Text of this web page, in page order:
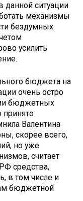
данной ситуации
механизмы
бездумных
усилить
бюджета на
очень остро
бюджетных
принято
Валентина
скорее всего,
но уже
считает
средства,
в том числе и
бюджетной